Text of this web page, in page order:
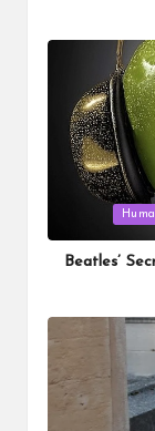
in
Beatles’